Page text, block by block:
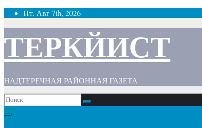
ПерейтиПт. Авг 7th, 2026
ТЕРКЙИСТ
НАДТЕРЕЧНАЯ РАЙОННАЯ ГАЗЕТА